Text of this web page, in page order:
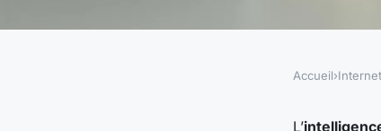
Accueil›Internet
L’